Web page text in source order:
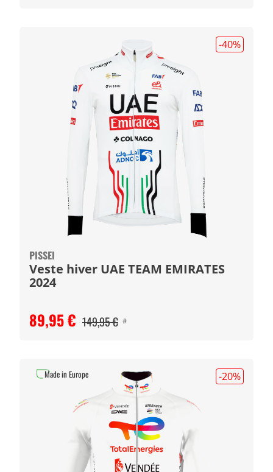
-40%
PISSEI
Veste hiver UAE TEAM EMIRATES
2024
89,95 € 149,95 € #
-20%
Made in Europe